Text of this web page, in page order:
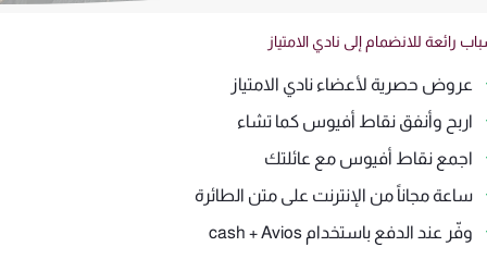
رائعة للانضمام إلى نادي الامتياز
عروض حصرية لأعضاء نادي الامتياز
اربح وأنفق نقاط أفيوس كما تشاء
اجمع نقاط أفيوس مع عائلتك
ساعة مجاناً من الإنترنت على متن الطائرة
وفّر عند الدفع باستخدام cash + Avios